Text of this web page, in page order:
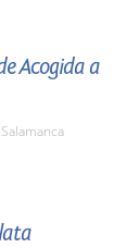
Acogida a